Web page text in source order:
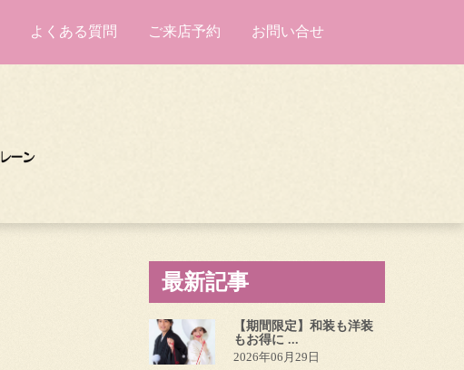
よくある質問 ご来店予約 お問い合せ
最新記事
【期間限定】和装も洋装
もお得に ...
2026年06月29日